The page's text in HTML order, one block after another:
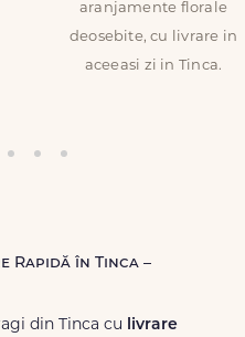
aranjamente florale
deosebite, cu livrare in
aceeasi zi in Tinca.
în Tinca –
din Tinca cu livrare